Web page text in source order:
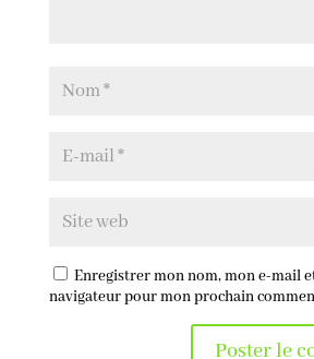
Enregistrer mon nom, mon e-mail
navigateur pour mon prochain